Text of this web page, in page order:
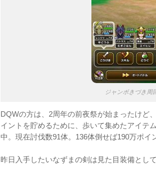
ジャンボきづき周
DQWの方は、2周年の前夜祭が始まったけど
イントを貯めるために、歩いて集めたアイテ
中。現在討伐数91体。136体倒せば190万ポイ
昨日入手したいなずまの剣は見た目装備として